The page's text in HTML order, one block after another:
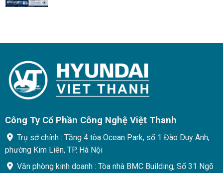
Công Ty Cổ Phần Công Nghệ Việt Thanh
Trụ sở chính : Tầng 4 tòa Ocean Park, số 1 Đào Duy Anh,
phường Kim Liên, TP. Hà Nội
Văn phòng kinh doanh : Tòa nhà BMC Building, Số 31 Ngõ